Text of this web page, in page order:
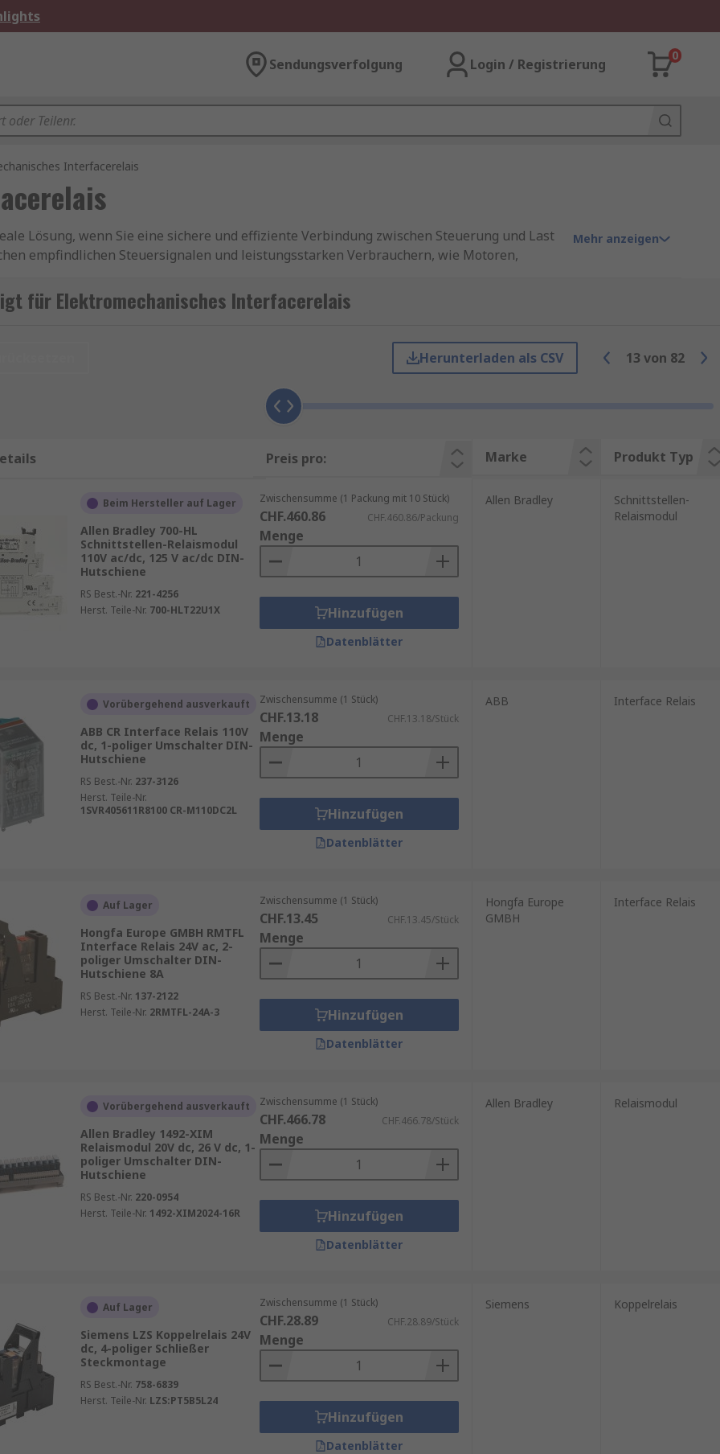
Sendungsverfolgung Login / Registrierung
0
Interfacerelais
Lösung, wenn Sie eine sichere und effiziente Verbindung zwischen Steuerung und Last
empfindlichen Steuersignalen und leistungsstarken Verbrauchern, wie Motoren,
Gebäudeinstallation.
nutzen einen klassischen Spulen- und Kontaktmechanismus, um eine zuverlässige
einfache Verdrahtung und hohe Lebensdauer – selbst unter
Spannungsspitzen und Störungen.
Anwendungen.
(z. B. 12 V, 24 V, 230 V).
und Lüftungen.
komplexen Anlagen.
folgende Kriterien entscheidend:
Schaltfunktion.
Integration.
und Qualität.
Mehr anzeigen
für Elektromechanisches Interfacerelais
Herunterladen als CSV 13 von 82
Preis pro: Marke Produkt Typ
Beim Hersteller auf Lager
Allen Bradley 700-HL
Schnittstellen-Relaismodul
110V ac/dc, 125 V ac/dc DIN-
Hutschiene
RS Best.-Nr. 221-4256
Herst. Teile-Nr. 700-HLT22U1X
Zwischensumme (1 Packung mit 10 Stück)
CHF.460.86 CHF.460.86/Packung
Menge
Hinzufügen
Datenblätter
Allen Bradley
Schnittstellen-
Relaismodul
Vorübergehend ausverkauft
ABB CR Interface Relais 110V
dc, 1-poliger Umschalter DIN-
Hutschiene
RS Best.-Nr. 237-3126
Herst. Teile-Nr.
1SVR405611R8100 CR-M110DC2L
Zwischensumme (1 Stück)
CHF.13.18 CHF.13.18/Stück
Menge
Hinzufügen
Datenblätter
ABB Interface Relais
Auf Lager
Hongfa Europe GMBH RMTFL
Interface Relais 24V ac, 2-
poliger Umschalter DIN-
Hutschiene 8A
RS Best.-Nr. 137-2122
Herst. Teile-Nr. 2RMTFL-24A-3
Zwischensumme (1 Stück)
CHF.13.45 CHF.13.45/Stück
Menge
Hinzufügen
Datenblätter
Hongfa Europe
GMBH
Interface Relais
Vorübergehend ausverkauft
Allen Bradley 1492-XIM
Relaismodul 20V dc, 26 V dc, 1-
poliger Umschalter DIN-
Hutschiene
RS Best.-Nr. 220-0954
Herst. Teile-Nr. 1492-XIM2024-16R
Zwischensumme (1 Stück)
CHF.466.78 CHF.466.78/Stück
Menge
Hinzufügen
Datenblätter
Allen Bradley Relaismodul
Auf Lager
Siemens LZS Koppelrelais 24V
dc, 4-poliger Schließer
Steckmontage
RS Best.-Nr. 758-6839
Herst. Teile-Nr. LZS:PT5B5L24
Zwischensumme (1 Stück)
CHF.28.89 CHF.28.89/Stück
Menge
Hinzufügen
Datenblätter
Siemens Koppelrelais